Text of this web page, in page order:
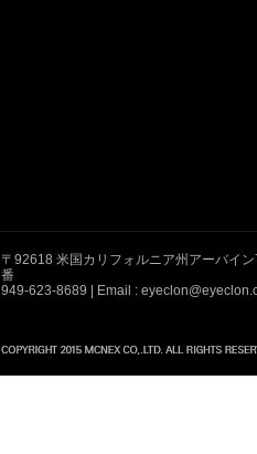
〒92618 米国カリフォルニア州アーバイ
番
949-623-8689 | Email :